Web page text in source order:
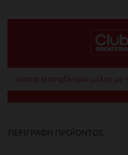
strong strongΓίνομαι μέλος
ΠΕΡΙΓΡΑΦΉ ΠΡΟΪΌΝΤΟΣ